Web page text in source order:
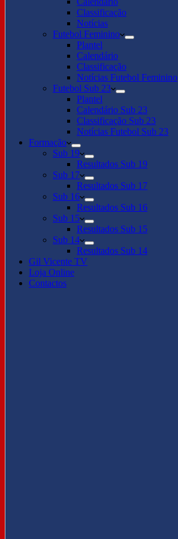
Classificação
Notícias
Futebol Feminino
Plantel
Calendário
Classificação
Notícias Futebol Feminino
Futebol Sub 23
Plantel
Calendário Sub 23
Classificação Sub 23
Notícias Futebol Sub 23
Formação
Sub 19
Resultados Sub 19
Sub 17
Resultados Sub 17
Sub 16
Resultados Sub 16
Sub 15
Resultados Sub 15
Sub 14
Resultados Sub 14
Gil Vicente TV
Loja Online
Contactos